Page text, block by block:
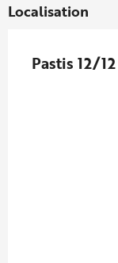
Localisation
Pastis 12/12